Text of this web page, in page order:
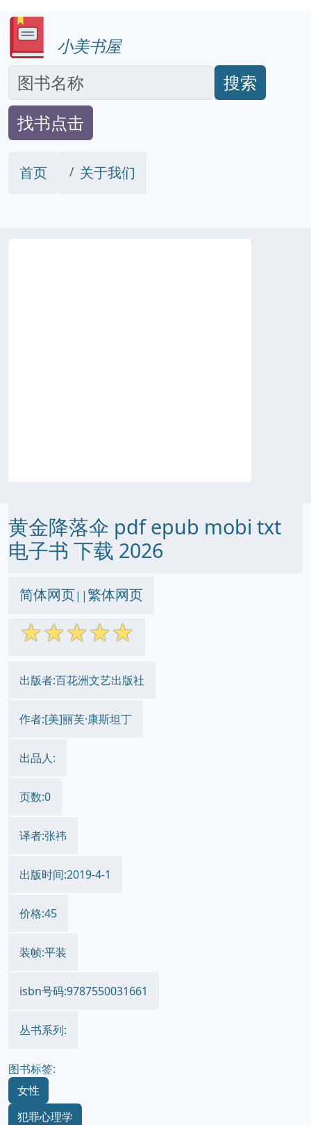
小美书屋
搜索
找书点击
首页 关于我们
黄金降落伞 pdf epub mobi txt
电子书 下载 2026
简体网页||繁体网页
☆☆☆☆☆
出版者:百花洲文艺出版社
作者:[美]丽芙·康斯坦丁
出品人:
页数:0
译者:张祎
出版时间:2019-4-1
价格:45
装帧:平装
isbn号码:9787550031661
丛书系列:
图书标签:
女性
犯罪心理学